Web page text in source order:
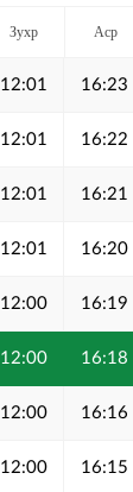
Зухр Аср
12:01 16:23
12:01 16:22
12:01 16:21
12:01 16:20
12:00 16:19
12:00 16:18
12:00 16:16
12:00 16:15